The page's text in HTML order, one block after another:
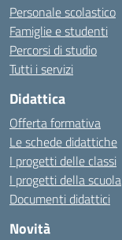
Personale scolastico
Famiglie e studenti
Percorsi di studio
Tutti i servizi
Didattica
Offerta formativa
Le schede didattiche
I progetti delle classi
I progetti della scuola
Documenti didattici
Novità